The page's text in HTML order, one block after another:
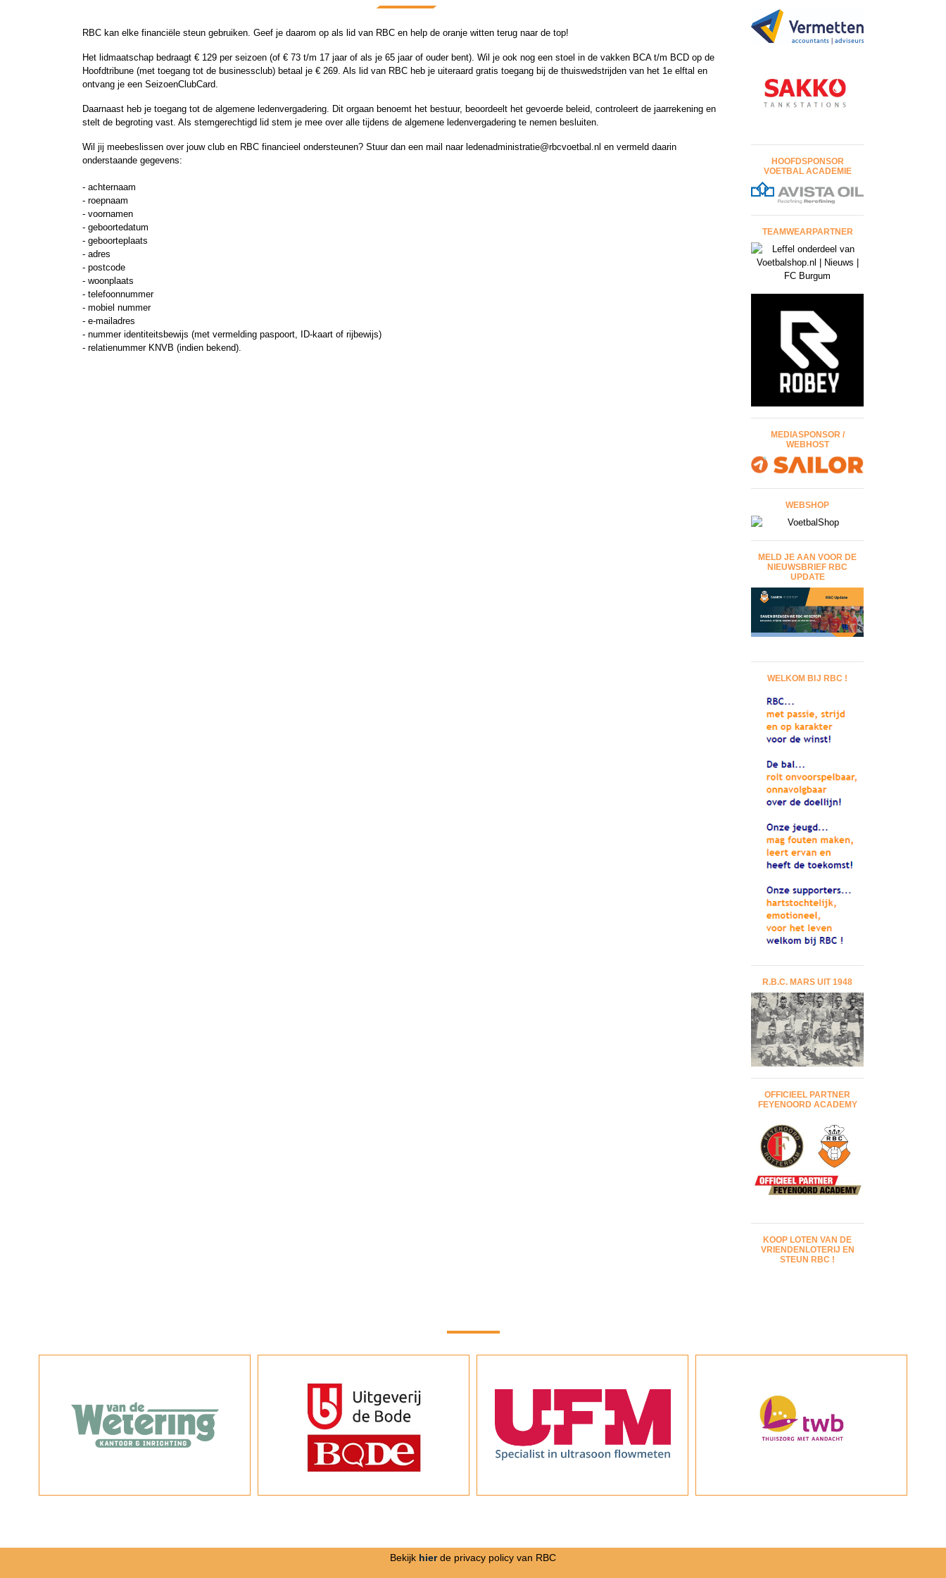
RBC kan elke financiële steun gebruiken. Geef je daarom op als lid van RBC en help de oranje witten terug naar de top!
Het lidmaatschap bedraagt € 129 per seizoen (of € 73 t/m 17 jaar of als je 65 jaar of ouder bent). Wil je ook nog een stoel in de vakken BCA t/m BCD op de
Hoofdtribune (met toegang tot de businessclub) betaal je € 269. Als lid van RBC heb je uiteraard gratis toegang bij de thuiswedstrijden van het 1e elftal en
ontvang je een SeizoenClubCard.
Daarnaast heb je toegang tot de algemene ledenvergadering. Dit orgaan benoemt het bestuur, beoordeelt het gevoerde beleid, controleert de jaarrekening en
stelt de begroting vast. Als stemgerechtigd lid stem je mee over alle tijdens de algemene ledenvergadering te nemen besluiten.
Wil jij meebeslissen over jouw club en RBC financieel ondersteunen? Stuur dan een mail naar ledenadministratie@rbcvoetbal.nl en vermeld daarin
onderstaande gegevens:
- achternaam
- roepnaam
- voornamen
- geboortedatum
- geboorteplaats
- adres
- postcode
- woonplaats
- telefoonnummer
- mobiel nummer
- e-mailadres
- nummer identiteitsbewijs (met vermelding paspoort, ID-kaart of rijbewijs)
- relatienummer KNVB (indien bekend).
HOOFDSPONSOR
VOETBAL ACADEMIE
TEAMWEARPARTNER
MEDIASPONSOR /
WEBHOST
WEBSHOP
MELD JE AAN VOOR DE
NIEUWSBRIEF RBC
UPDATE
WELKOM BIJ RBC !
R.B.C. MARS UIT 1948
OFFICIEEL PARTNER
FEYENOORD ACADEMY
KOOP LOTEN VAN DE
VRIENDENLOTERIJ EN
STEUN RBC !
Bekijk hier de privacy policy van RBC